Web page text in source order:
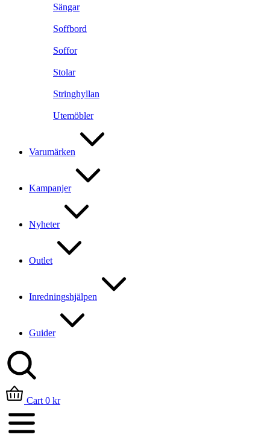
Sängar
Soffbord
Soffor
Stolar
Stringhyllan
Utemöbler
Varumärken
Kampanjer
Nyheter
Outlet
Inredningshjälpen
Guider
Cart 0 kr